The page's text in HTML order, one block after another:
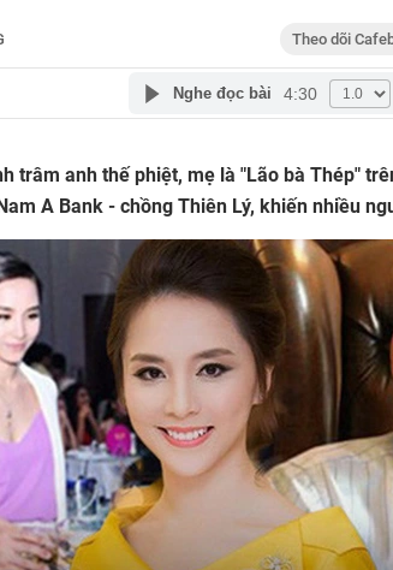
Theo dõi
Nghe đọc bài 4:30
trâm anh thế phiệt, mẹ là "Lão bà Thép"
A Bank - chồng Thiên Lý, khiến nhiều